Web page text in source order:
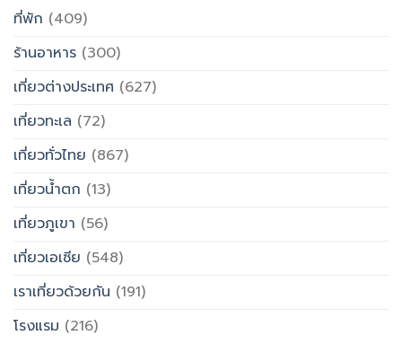
ที่พัก (409)
ร้านอาหาร (300)
เที่ยวต่างประเทศ (627)
เที่ยวทะเล (72)
เที่ยวทั่วไทย (867)
เที่ยวน้ำตก (13)
เที่ยวภูเขา (56)
เที่ยวเอเซีย (548)
เราเที่ยวด้วยกัน (191)
โรงแรม (216)